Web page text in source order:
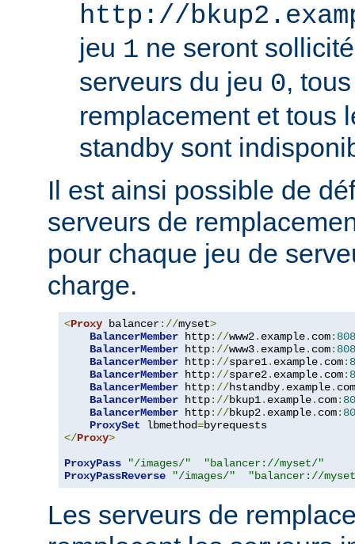
http://
jeu 1 ne seront
serveurs du jeu 0,
remplacement et tous
standby sont
Il est ainsi possible de
serveurs de
pour chaque jeu de
charge.
<Proxy balancer://myset>
BalancerMember http://www2. example. com:
BalancerMember http://www3. example. com:
BalancerMember http://spare1. example. com:
BalancerMember http://spare2. example. com:
BalancerMember http://hstandby. example. com
BalancerMember http://bkup1. example. com:
BalancerMember http://bkup2. example. com:
ProxySet lbmethod=
</Proxy>
ProxyPass
"/images/"
"balancer://myset/"
ProxyPassReverse
"/images/" "balancer://
Les serveurs de